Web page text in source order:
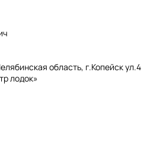
область, г.Копейск ул.4
лодок»